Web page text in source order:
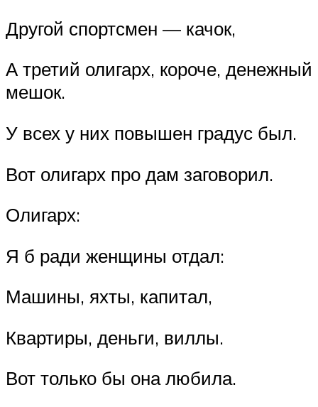
Другой спортсмен — качок,
А третий олигарх, короче, денежный
мешок.
У всех у них повышен градус был.
Вот олигарх про дам заговорил.
Олигарх:
Я б ради женщины отдал:
Машины, яхты, капитал,
Квартиры, деньги, виллы.
Вот только бы она любила.